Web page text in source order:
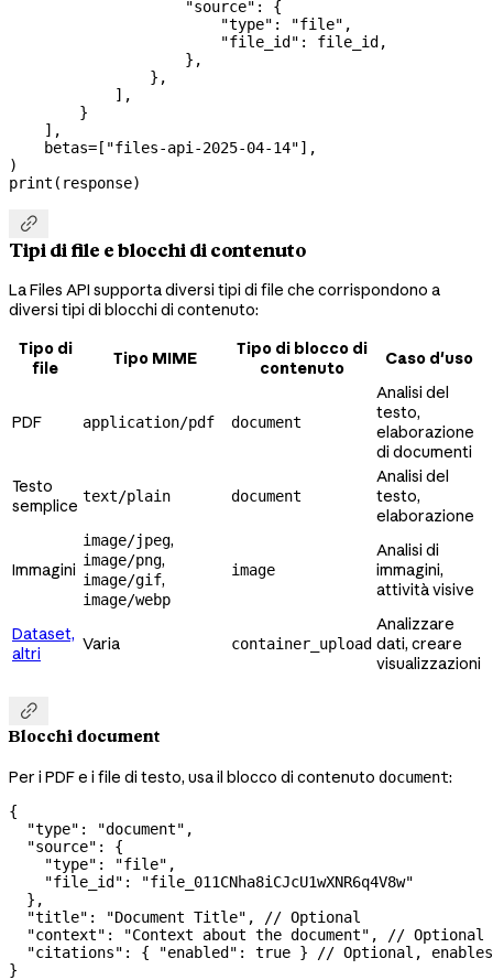
                    "source"
: {
                        "type"
: "file" ,
                        "file_id"
: file_id,
                    },
                },
            ],
        }
    ],
    betas
= [ "files-api-2025-04-14"],
)
print (response)

Tipi di file e blocchi di contenuto
La Files API supporta diversi tipi di file che corrispondono a
diversi tipi di blocchi di contenuto:
Tipo di
file
Tipo MIME
Tipo di blocco di
contenuto
Caso d'uso
PDF application/pdf document
Analisi del
testo,
elaborazione
di documenti
Testo
semplice text/plain document
Analisi del
testo,
elaborazione
Immagini
image/jpeg,
image/png,
image/gif,
image/webp
image
Analisi di
immagini,
attività visive
Dataset,
altri
Varia container_upload
Analizzare
dati, creare
visualizzazioni

Blocchi document
Per i PDF e i file di testo, usa il blocco di contenuto document:
{
  "type"
: "document" ,
  "source"
: {
    "type"
: "file" ,
    "file_id"
:
"file_011CNha8iCJcU1wXNR6q4V8w"
  },
  "title"
: "Document Title" ,
// Optional
  "context"
: "Context about the document" ,
// Optional
  "citations"
: { "enabled" : true }
// Optional,
}